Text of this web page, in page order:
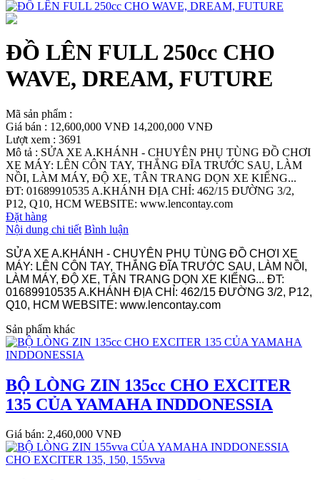
ĐỒ LÊN FULL 250cc CHO
WAVE, DREAM, FUTURE
Mã sản phẩm :
Giá bán : 12,600,000 VNĐ 14,200,000 VNĐ
Lượt xem : 3691
Mô tả : SỬA XE A.KHÁNH - CHUYÊN PHỤ TÙNG ĐỒ CHƠI
XE MÁY: LÊN CÔN TAY, THẮNG ĐĨA TRƯỚC SAU, LÀM
NỒI, LÀM MÁY, ĐỘ XE, TÂN TRANG DỌN XE KIỂNG...
ĐT: 01689910535 A.KHÁNH ĐỊA CHỈ: 462/15 ĐƯỜNG 3/2,
P12, Q10, HCM WEBSITE: www.lencontay.com
Đặt hàng
Nội dung chi tiết Bình luận
SỬA XE A.KHÁNH - CHUYÊN PHỤ TÙNG ĐỒ CHƠI XE
MÁY: LÊN CÔN TAY, THẮNG ĐĨA TRƯỚC SAU, LÀM NỒI,
LÀM MÁY, ĐỘ XE, TÂN TRANG DỌN XE KIỂNG... ĐT:
01689910535 A.KHÁNH ĐỊA CHỈ: 462/15 ĐƯỜNG 3/2, P12,
Q10, HCM WEBSITE: www.lencontay.com
Sản phẩm khác
BỘ LÒNG ZIN 135cc CHO EXCITER
135 CỦA YAMAHA INDDONESSIA
Giá bán: 2,460,000 VNĐ